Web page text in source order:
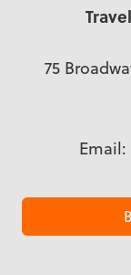
75
Email: